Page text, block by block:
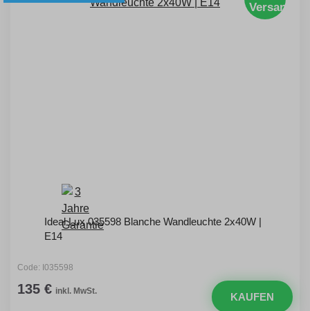
Versand
Ideal Lux 035598 Blanche Wandleuchte 2x40W |
E14
Code: I035598
135 € inkl. MwSt. KAUFEN